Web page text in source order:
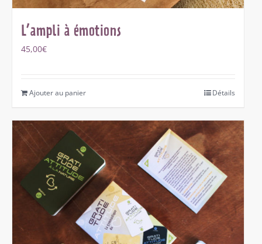
L’ampli à émotions
45,00€
Ajouter au panier Détails